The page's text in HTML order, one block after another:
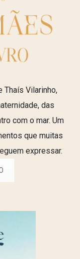
Thaís Vilarinho,
das
com o mar. Um
que muitas
expressar.